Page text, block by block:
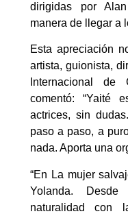
dirigidas por
manera de llegar a
Esta apreciación
artista, guionista,
Internacional
comentó: “Yaité
actrices, sin
paso a paso, a
nada. Aporta una
“En La mujer
Yolanda.
naturalidad con